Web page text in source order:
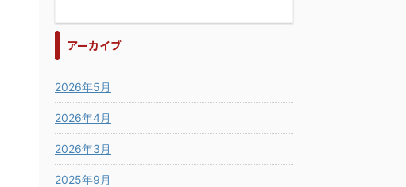
アーカイブ
2026年5月
2026年4月
2026年3月
2025年9月